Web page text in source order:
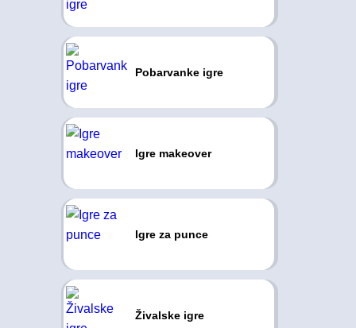
Pobarvanke igre
Igre makeover
Igre za punce
Živalske igre